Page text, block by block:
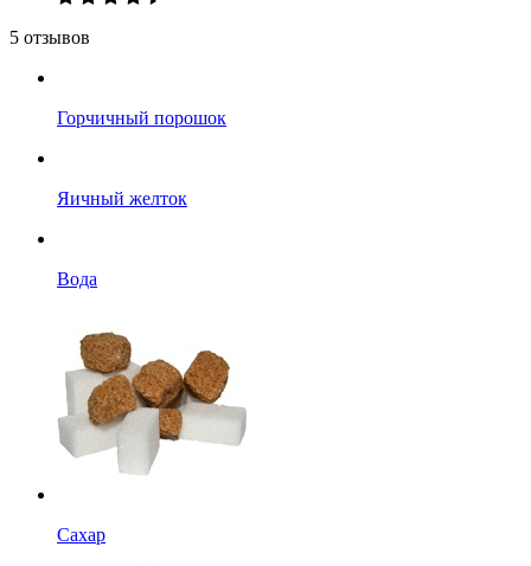
5 отзывов
Горчичный порошок
Яичный желток
Вода
Сахар